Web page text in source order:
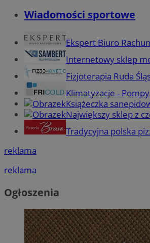
Wiadomości sportowe
Ekspert Biuro
Internetowy sklep
Fizjoterapia Ruda
Klimatyzacje - Pompy
Książeczka
Największy sklep z
Tradycyjna polska
reklama
reklama
Ogłoszenia